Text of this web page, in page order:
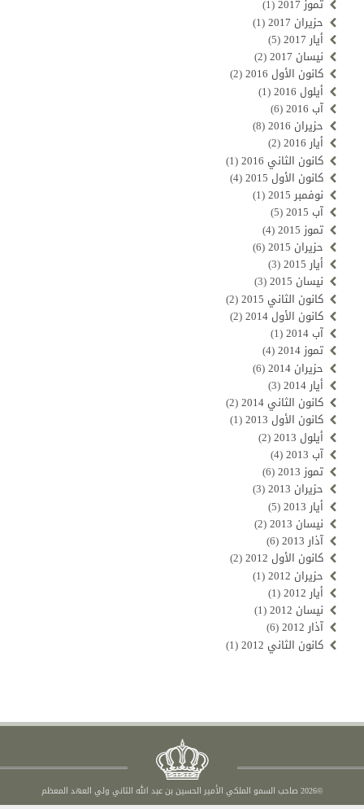
تموز 2017
(1)
حزيران 2017
(1)
أيار 2017
(5)
نيسان 2017
(2)
كانون الأول 2016
(2)
أيلول 2016
(1)
آب 2016
(6)
حزيران 2016
(8)
أيار 2016
(2)
كانون الثاني 2016
(1)
كانون الأول 2015
(4)
نوفمبر 2015
(1)
آب 2015
(5)
تموز 2015
(4)
حزيران 2015
(6)
أيار 2015
(3)
نيسان 2015
(3)
كانون الثاني 2015
(2)
كانون الأول 2014
(2)
آب 2014
(1)
تموز 2014
(4)
حزيران 2014
(6)
أيار 2014
(3)
كانون الثاني 2014
(2)
كانون الأول 2013
(1)
أيلول 2013
(2)
آب 2013
(4)
تموز 2013
(6)
حزيران 2013
(3)
أيار 2013
(5)
نيسان 2013
(2)
آذار 2013
(6)
كانون الأول 2012
(2)
حزيران 2012
(1)
أيار 2012
(1)
نيسان 2012
(1)
آذار 2012
(6)
كانون الثاني 2012
(1)
©2026 صاحب السمو الملكي الأمير الحسين بن عبد الله الثاني ولي العهد المعظم